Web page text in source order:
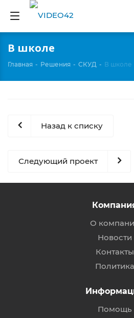
В школе
Главная - Решения - СКУД - В школе
Назад к списку
Следующий проект
О
Новости
Контакты
Политика
Помощь